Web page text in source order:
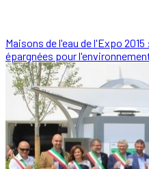
Maisons de l'eau de l'Expo
épargnées pour